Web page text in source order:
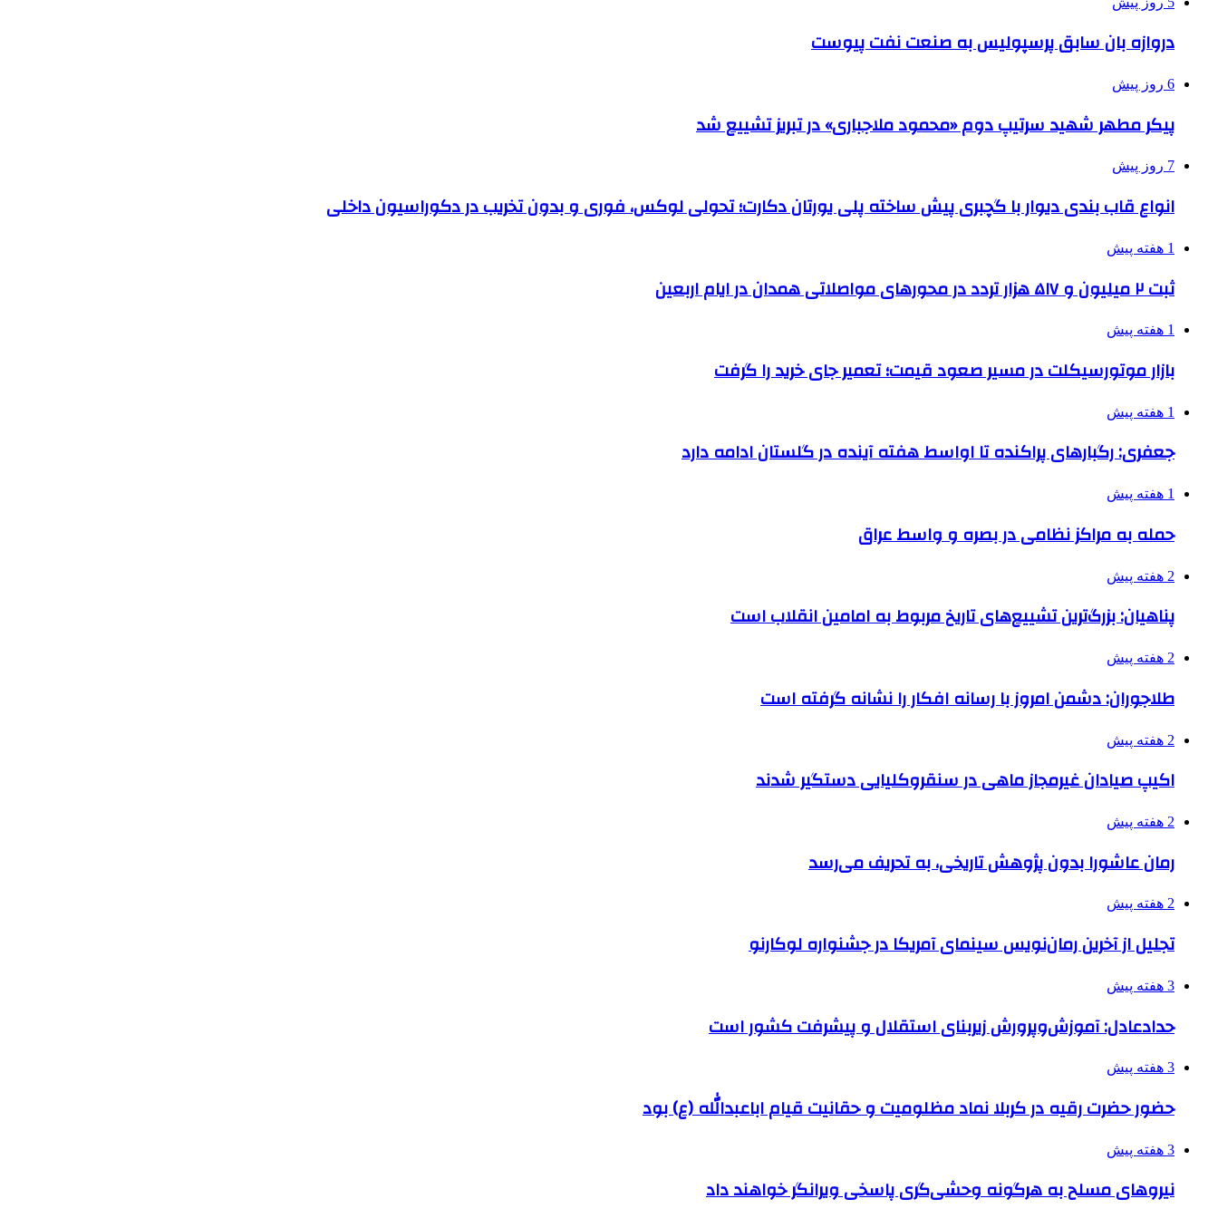
دروازه بان سابق پرسپولیس به صنعت نفت پیوست
6 روز پیش
پیکر مطهر شهید سرتیپ دوم «محمود ملاجباری» در تبریز تشییع شد
7 روز پیش
انواع قاب بندی دیوار با گچبری پیش ساخته پلی یورتان دکارت؛ تحولی لوکس، فوری و بدون تخریب در دکوراسیون داخلی
1 هفته پیش
ثبت ۲ میلیون و ۵۱۷ هزار تردد در محورهای مواصلاتی همدان در ایام اربعین
1 هفته پیش
بازار موتورسیکلت در مسیر صعود قیمت؛ تعمیر جای خرید را گرفت
1 هفته پیش
جعفری: رگبارهای پراکنده تا اواسط هفته آینده در گلستان ادامه دارد
1 هفته پیش
حمله به مراکز نظامی در بصره و واسط عراق
2 هفته پیش
پناهیان: بزرگ‌ترین تشییع‌های تاریخ مربوط به امامین انقلاب است
2 هفته پیش
طلاجوران: دشمن امروز با رسانه افکار را نشانه گرفته است
2 هفته پیش
اکیپ صیادان غیرمجاز ماهی در سنقروکلیایی دستگیر شدند
2 هفته پیش
رمان عاشورا بدون پژوهش تاریخی، به تحریف می‌رسد
2 هفته پیش
تجلیل از آخرین رمان‌نویس سینمای آمریکا در جشنواره لوکارنو
3 هفته پیش
حدادعادل: آموزش‌وپرورش زیربنای استقلال و پیشرفت کشور است
3 هفته پیش
حضور حضرت رقیه در کربلا نماد مظلومیت و حقانیت قیام اباعبدالله (ع) بود
3 هفته پیش
نیروهای مسلح به هرگونه وحشی‌گری پاسخی ویرانگر خواهند داد